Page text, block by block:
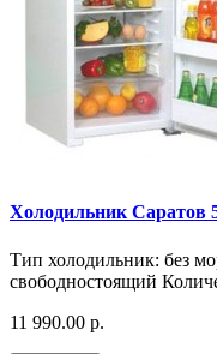
Холодильник Саратов
Тип холодильник: без
свободностоящий
11 990.00 р.